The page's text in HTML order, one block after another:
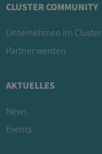
CLUSTER COMMUNITY
Unternehmen im Cluster
Partner werden
AKTUELLES
News
Events